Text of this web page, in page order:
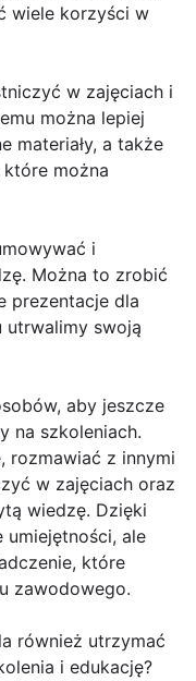
wiele korzyści w
w zajęciach i
można lepiej
materiały, a także
można
i
Można to zrobić
prezentacje dla
utrwalimy swoją
aby jeszcze
na szkoleniach.
rozmawiać z innymi
w zajęciach oraz
wiedzę. Dzięki
ale
które
zawodowego.
również utrzymać
i edukację?